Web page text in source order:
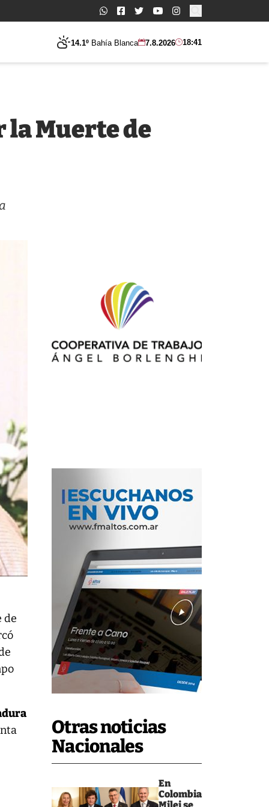
Buscar:
14.1º Bahía Blanca 7.8.2026 18:41
Otras noticias
Nacionales
En
Colombia
la Muerte de
de